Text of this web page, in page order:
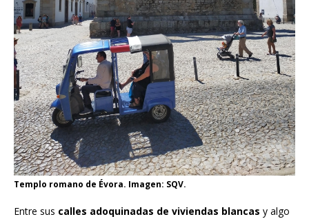
Templo romano de Évora. Imagen: SQV.
Entre sus calles adoquinadas de viviendas blancas y algo